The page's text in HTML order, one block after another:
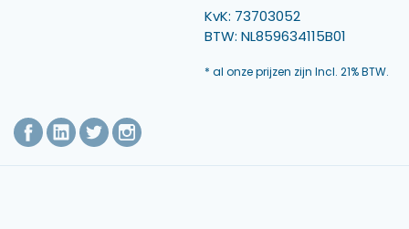
KvK: 73703052
BTW: NL859634115B01
* al onze prijzen zijn Incl. 21% BTW.